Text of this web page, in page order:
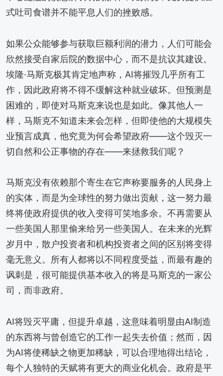
式吐司食谱并不能平息人们的挫败感。
如果公众能够参与获取巨额利润的潜力，人们可能会
欣然接受自家后院的数据中心，而不是抗议其建设。
埃隆·马斯克极其肯定地声称，AI将摧毁几乎所有工
作，因此政府将不得不缓解这种就业破坏。但预测是
困难的，即使对马斯克来说也是如此。像其他人一
样，马斯克不知道未来会怎样，但即使他的大规模失
业预言成真，他究竟为何会希望政府——这个毁灭一
切自然和公正事物的存在——来拯救我们呢？
马斯克没有依赖那个寄生在它声称要服务的人民身上
的实体，而是为全球性的努力做出贡献，这一努力最
终将使政府提供的收入变得可笑地多余。不再需要从
一些美国人那里偷来给另一些美国人。在未来的光辉
岁月中，散户投资者和机构投资者之间的区别将变得
毫无意义。所有人都将以不同程度受益，而最有趣的
讽刺是，很可能提供基本收入的将是马斯克的一家公
司，而非政府。
AI将毁灭平庸，但提升卓越，这意味着明显由AI制造
的东西将与曾创造它的工作一起失去价值；然而，因
为AI将使稀缺之物更加稀缺，可以合理地得出结论，
每个人独特的天赋将有更大的商业化机会。政府是平